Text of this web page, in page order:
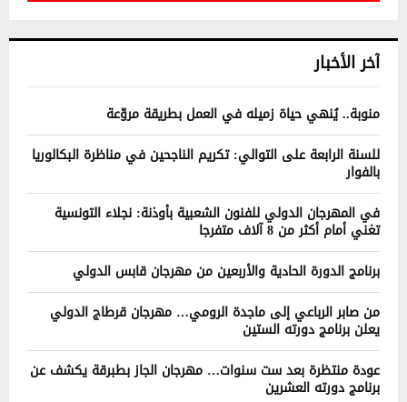
آخر الأخبار
منوبة.. يُنهي حياة زميله في العمل بطريقة مروّعة
للسنة الرابعة على التوالي: تكريم الناجحين في مناظرة البكالوريا
بالفوار
في المهرجان الدولي للفنون الشعبية بأوذنة: نجلاء التونسية
تغني أمام أكثر من 8 آلاف متفرجا
برنامج الدورة الحادية والأربعين من مهرجان قابس الدولي
من صابر الرباعي إلى ماجدة الرومي… مهرجان قرطاج الدولي
يعلن برنامج دورته الستين
عودة منتظرة بعد ست سنوات… مهرجان الجاز بطبرقة يكشف عن
برنامج دورته العشرين